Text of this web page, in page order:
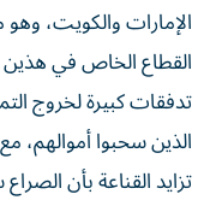
الإمارات والكويت،
القطاع الخاص في هذين
تدفقات كبيرة لخروج
الذين سحبوا أموالهم،
تزايد القناعة بأن